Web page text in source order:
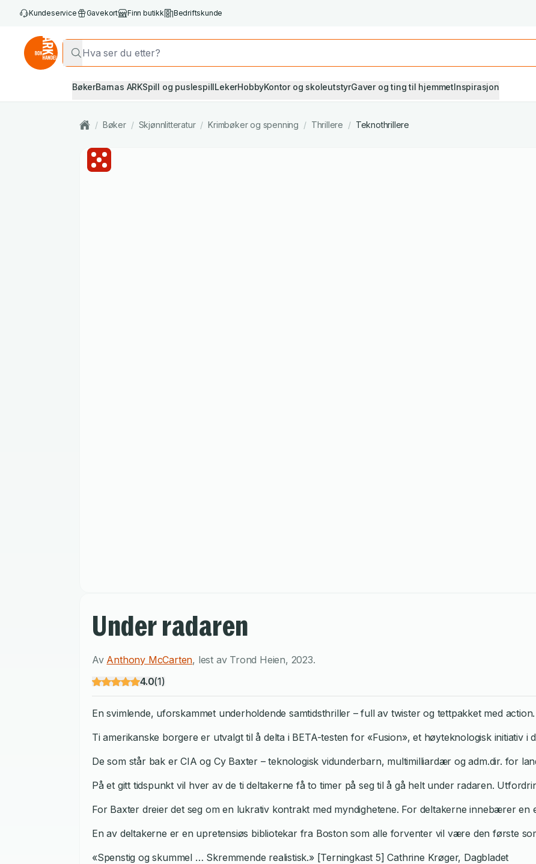
Kundeservice Gavekort Finn butikk Bedriftskunde
BøkerBarnas ARKSpill og puslespillLekerHobbyKontor og skoleutstyrGaver og ting til hjemmetInspirasjon
/ Bøker / Skjønnlitteratur / Krimbøker og spenning / Thrillere / Teknothrillere
Under radaren
Av Anthony McCarten, lest av Trond Heien, 2023.
4.0(1)
En svimlende, uforskammet underholdende samtidsthriller – full av twister og tettpakket med action.
Ti amerikanske borgere er utvalgt til å delta i BETA-testen for «Fusion», et høyteknologisk initiativ i
De som står bak er CIA og Cy Baxter – teknologisk vidunderbarn, multimilliardær og adm.dir. for
På et gitt tidspunkt vil hver av de ti deltakerne få to timer på seg til å gå helt under radaren.
For Baxter dreier det seg om en lukrativ kontrakt med myndighetene. For deltakerne innebærer en
En av deltakerne er en upretensiøs bibliotekar fra Boston som alle forventer vil være den første
«Spenstig og skummel … Skremmende realistisk.» [Terningkast 5] Cathrine Krøger, Dagbladet